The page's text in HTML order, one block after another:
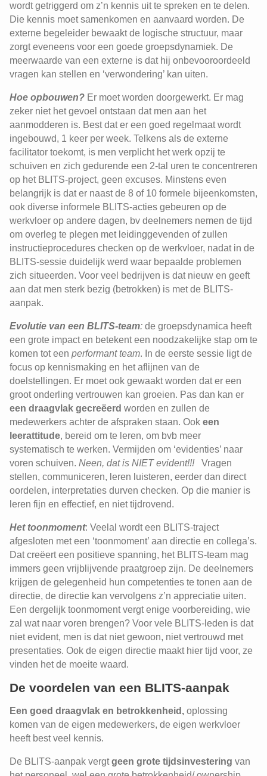
wordt getriggerd om z’n kennis uit te spreken en te delen.
Die kennis moet samenkomen en aanvaard worden. De
externe begeleider bewaakt de logische structuur, maar
zorgt eveneens voor een goede groepsdynamiek. De
meerwaarde van een externe is dat hij onbevooroordeeld
vragen kan stellen en ‘verwondering’ kan uiten.
Hoe opbouwen? Er moet worden doorgewerkt. Er mag
zeker niet het gevoel ontstaan dat men aan het
aanmodderen is. Best dat er een goed regelmaat wordt
ingebouwd, 1 keer per week. Telkens als de externe
facilitator toekomt, is men verplicht het werk opzij te
schuiven en zich gedurende een 2-tal uren te concentreren
op het BLITS-project, geen excuses. Minstens even
belangrijk is dat er naast de 8 of 10 formele bijeenkomsten,
ook diverse informele BLITS-acties gebeuren op de
werkvloer op andere dagen, bv deelnemers nemen de tijd
om overleg te plegen met leidinggevenden of zullen
instructieprocedures checken op de werkvloer, nadat in de
BLITS-sessie duidelijk werd waar bepaalde problemen
zich situeerden. Voor veel bedrijven is dat nieuw en geeft
aan dat men sterk bezig (betrokken) is met de BLITS-
aanpak.
Evolutie van een BLITS-team: de groepsdynamica heeft
een grote impact en betekent een noodzakelijke stap om te
komen tot een performant team. In de eerste sessie ligt de
focus op kennismaking en het aflijnen van de
doelstellingen. Er moet ook gewaakt worden dat er een
groot onderling vertrouwen kan groeien. Pas dan kan er
een draagvlak gecreëerd worden en zullen de
medewerkers achter de afspraken staan. Ook een
leerattitude, bereid om te leren, om bvb meer
systematisch te werken. Vermijden om ‘evidenties’ naar
voren schuiven. Neen, dat is NIET evident!!! Vragen
stellen, communiceren, leren luisteren, eerder dan direct
oordelen, interpretaties durven checken. Op die manier is
leren fijn en effectief, en niet tijdrovend.
Het toonmoment: Veelal wordt een BLITS-traject
afgesloten met een ‘toonmoment’ aan directie en collega’s.
Dat creëert een positieve spanning, het BLITS-team mag
immers geen vrijblijvende praatgroep zijn. De deelnemers
krijgen de gelegenheid hun competenties te tonen aan de
directie, de directie kan vervolgens z’n appreciatie uiten.
Een dergelijk toonmoment vergt enige voorbereiding, wie
zal wat naar voren brengen? Voor vele BLITS-leden is dat
niet evident, men is dat niet gewoon, niet vertrouwd met
presentaties. Ook de eigen directie maakt hier tijd voor, ze
vinden het de moeite waard.
De voordelen van een BLITS-aanpak
Een goed draagvlak en betrokkenheid , oplossing
komen van de eigen medewerkers, de eigen werkvloer
heeft best veel kennis.
De BLITS-aanpak vergtgeen grote tijdsinvestering van